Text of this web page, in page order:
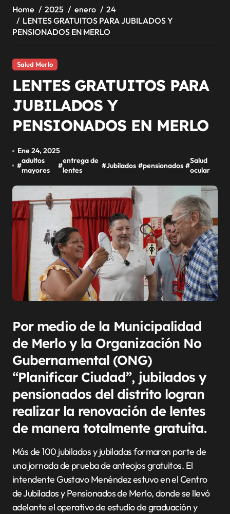
Home 2025 enero
24
LENTES GRATUITOS PARA JUBILADOS Y
PENSIONADOS EN MERLO
Salud Merlo
LENTES GRATUITOS PARA
JUBILADOS Y
PENSIONADOS EN MERLO
Ene 24, 2025
#
adultos
mayores
#
entrega de
lentes
#Jubilados #pensionados #
Salud
ocular
Por medio de la Municipalidad
de Merlo y la Organización No
Gubernamental (ONG)
“Planificar Ciudad”, jubilados y
pensionados del distrito logran
realizar la renovación de lentes
de manera totalmente gratuita.
Más de 100 jubilados y jubiladas formaron parte de
una jornada de prueba de anteojos gratuitos. El
intendente Gustavo Menéndez estuvo en el Centro
de Jubilados y Pensionados de Merlo, donde se llevó
adelante el operativo de estudio de graduación y